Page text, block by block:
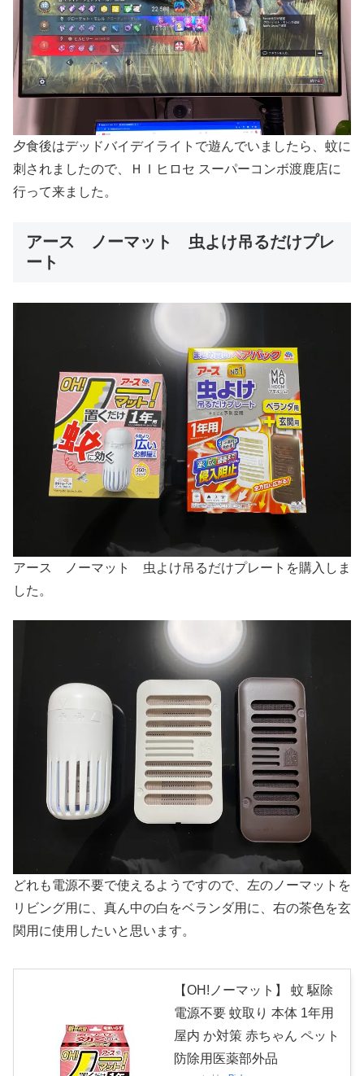
夕食後はデッドバイデイライトで遊んでいましたら、蚊に
刺されましたので、ＨＩヒロセ スーパーコンボ渡鹿店に
行って来ました。
アース ノーマット 虫よけ吊るだけプレ
ート
アース ノーマット 虫よけ吊るだけプレートを購入しま
した。
どれも電源不要で使えるようですので、左のノーマットを
リビング用に、真ん中の白をベランダ用に、右の茶色を玄
関用に使用したいと思います。
【OH!ノーマット】 蚊 駆除
電源不要 蚊取り 本体 1年用
屋内 か対策 赤ちゃん ペット
防除用医薬部外品